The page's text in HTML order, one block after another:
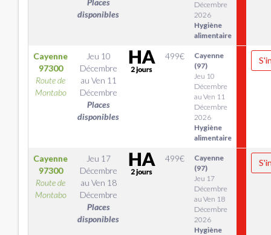
Places
disponibles
Décembre
2026
Hygiène
alimentaire
Cayenne
97300
Route de
Montabo
Jeu 10
Décembre
au Ven 11
Décembre
Places
disponibles
499€
Cayenne
(97)
Jeu 10
Décembre
au Ven 11
Décembre
2026
Hygiène
alimentaire
Cayenne
97300
Route de
Montabo
Jeu 17
Décembre
au Ven 18
Décembre
Places
disponibles
499€
Cayenne
(97)
Jeu 17
Décembre
au Ven 18
Décembre
2026
Hygiène